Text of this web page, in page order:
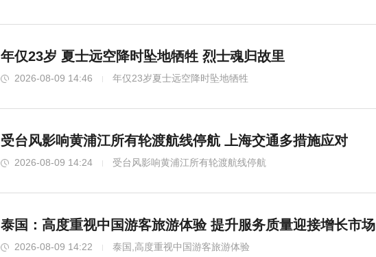
年仅23岁 夏士远空降时坠地牺牲 烈士魂归故里
2026-08-09 14:46 年仅23岁夏士远空降时坠地牺牲
受台风影响黄浦江所有轮渡航线停航 上海交通多措施应对
2026-08-09 14:24 受台风影响黄浦江所有轮渡航线停航
泰国：高度重视中国游客旅游体验 提升服务质量迎接增长市场
2026-08-09 14:22 泰国,高度重视中国游客旅游体验